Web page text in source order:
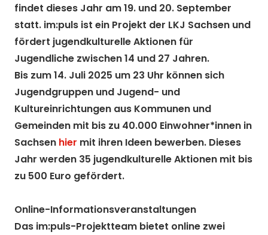
findet dieses Jahr am 19. und 20. September
statt. im:puls ist ein Projekt der LKJ Sachsen und
fördert jugendkulturelle Aktionen für
Jugendliche zwischen 14 und 27 Jahren.
Bis zum 14. Juli 2025 um 23 Uhr können sich
Jugendgruppen und Jugend- und
Kultureinrichtungen aus Kommunen und
Gemeinden mit bis zu 40.000 Einwohner*innen in
Sachsen hier mit ihren Ideen bewerben. Dieses
Jahr werden 35 jugendkulturelle Aktionen mit bis
zu 500 Euro gefördert.
Online-Informationsveranstaltungen
Das im:puls-Projektteam bietet online zwei